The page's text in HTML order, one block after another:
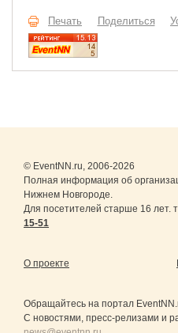
Печать Поделиться
© EventNN.ru, 2006-2026
Полная информация об
Нижнем Новгороде.
Для посетителей старше 16 лет.
15-51
О проекте
Обращайтесь на портал
С новостями, пресс-релизами и